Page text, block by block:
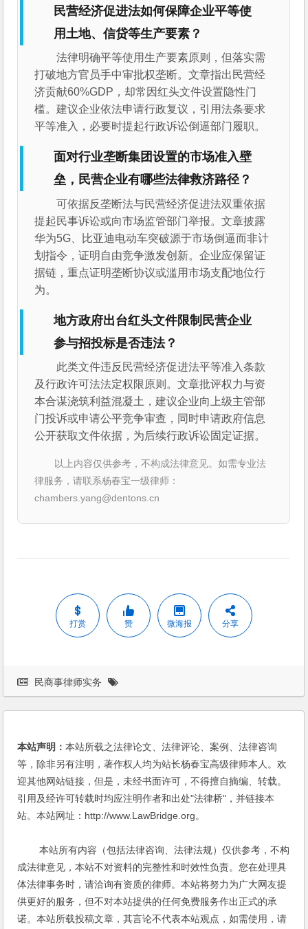
民营经济促进法如何保障企业平等使
用土地、信贷等生产要素？
法律明确平等使用生产要素原则，但落实需
打破地方官员手中审批权垄断。文章指出民营经
济贡献60%GDP，却常因红头文件设置隐性门
槛。建议企业依法申请行政复议，引用法条要求
平等准入，必要时提起行政诉讼倒逼部门履职。
面对行业垄断集团设置的市场准入壁
垒，民营企业有哪些法律救济路径？
可依据反垄断法与民营经济促进法双重依据
提起民事诉讼或向市场监管部门举报。文章披露
华为5G、比亚迪电动车突破源于市场倒逼而非计
划指令，证明自由竞争激发创新。企业应保留证
据链，重点证明垄断协议或滥用市场支配地位行
为。
地方政府出台红头文件限制民营企业
参与招投标是否违法？
此类文件违反民营经济促进法平等准入条款
及行政许可法法定权限原则。文章批评权力与资
本合谋浇筑利益混凝土，建议企业向上级主管部
门投诉或申请公平竞争审查，同时申请政府信息
公开获取文件依据，为后续行政诉讼固定证据。
以上内容仅供参考，不构成法律意见。如需专业法
律服务，请联系杨春宝一级律师：
chambers.yang@dentons.cn
打赏 赞 微海报 分享
民商事律师实务
本站声明：本站所载之法律论文、法律评论、案例、法律咨询
等，除非另有注明，著作权人均为站长杨春宝高级律师本人。欢
迎其他网站链接，但是，未经书面许可，不得擅自摘编、转载。
引用及经许可转载时均应注明作者和出处"法律桥"，并链接本
站。本站网址：http://www.LawBridge.org。
本站所有内容（包括法律咨询、法律法规）仅供参考，不构
成法律意见，本站不对资料的完整性和时效性负责。您在处理具
体法律事务时，请洽询有资质的律师。本站将努力为广大网友提
供更好的服务，但不对本站提供的任何免费服务作出正式的承
诺。本站所载投稿文章，其言论不代表本站观点，如需使用，请